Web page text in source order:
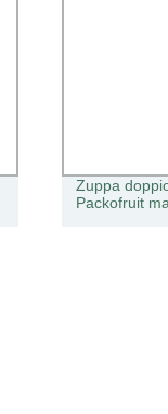
Zuppa
Packofruit